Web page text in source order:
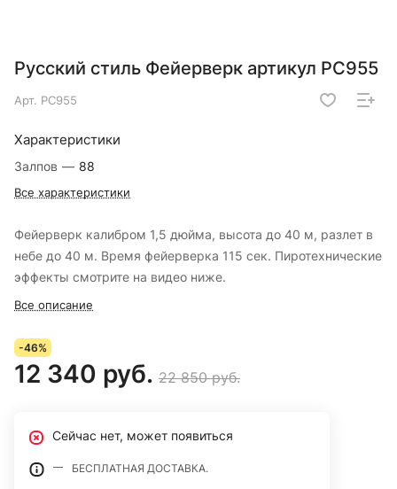
Русский стиль Фейерверк артикул РС955
Арт. РС955
Характеристики
Залпов — 88
Все характеристики
Фейерверк калибром 1,5 дюйма, высота до 40 м, разлет в
небе до 40 м. Время фейерверка 115 сек. Пиротехнические
эффекты смотрите на видео ниже.
Все описание
-46%
12 340 руб. 22 850 руб.
Сейчас нет, может появиться
БЕСПЛАТНАЯ ДОСТАВКА.